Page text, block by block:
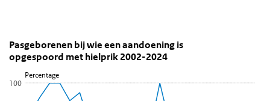
Trend
Sla de grafiek 'Pasgeborenen bij wie een aandoening is
Pasgeborenen bij wie een aandoening is
Lijn grafiek met 23 data punten.
Bekijk als data tabel.
De grafiek heeft 1 X-as die categories weergeeft.
Percentage
Pasgeborenen bij wie een aandoening is
opgespoord met hielprik 2002-2024
100